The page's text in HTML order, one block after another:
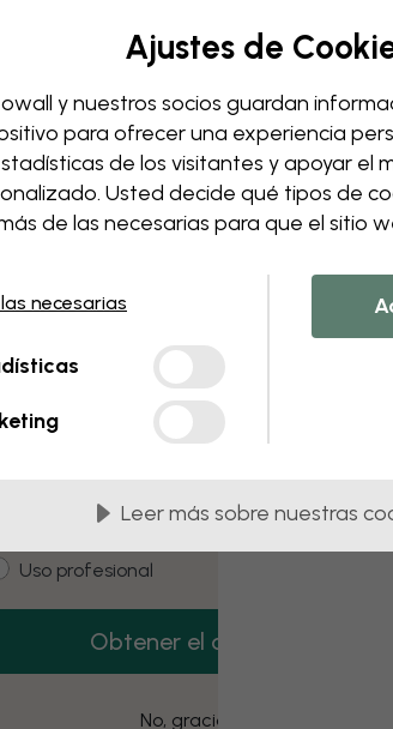
this component. Please
3 muestras gratis
3 muestras de papel pintado gratis.
Uso profesional
Obtener el código
No, gracias
Ajustes de
y nuestros socios guardan
para ofrecer una experiencia
de los visitantes y apoyar el
Usted decide qué tipos de
de las necesarias para que el sitio
necesarias
Leer más sobre nuestras